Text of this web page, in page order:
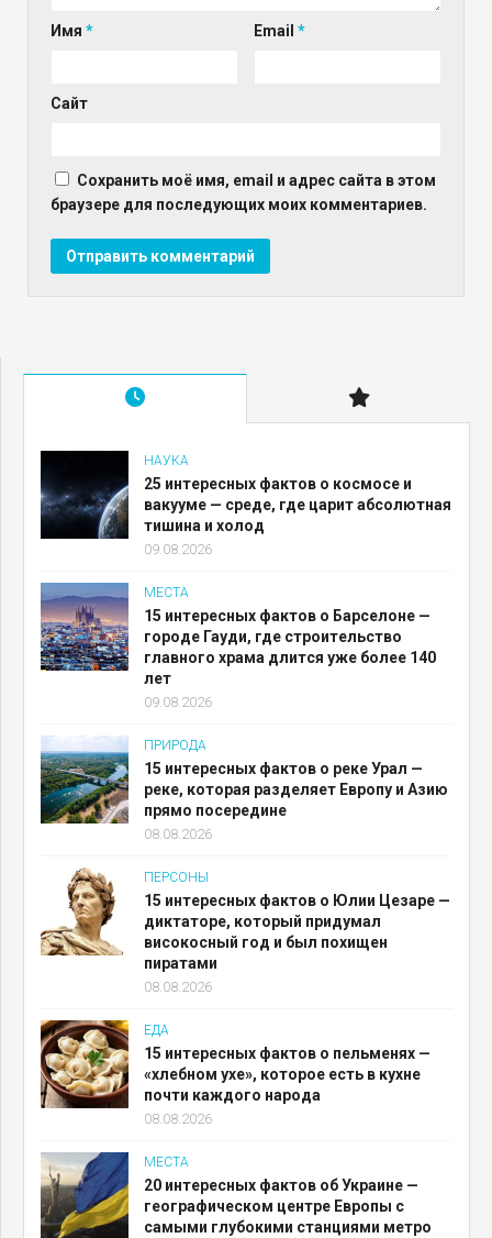
Имя * Email*
Сайт
Сохранить моё имя, email и адрес сайта в этом
браузере для последующих моих комментариев.
НАУКА
25 интересных фактов о космосе и
вакууме — среде, где царит абсолютная
тишина и холод
09.08.2026
МЕСТА
15 интересных фактов о Барселоне —
городе Гауди, где строительство
главного храма длится уже более 140
лет
09.08.2026
ПРИРОДА
15 интересных фактов о реке Урал —
реке, которая разделяет Европу и Азию
прямо посередине
08.08.2026
ПЕРСОНЫ
15 интересных фактов о Юлии Цезаре —
диктаторе, который придумал
високосный год и был похищен
пиратами
08.08.2026
ЕДА
15 интересных фактов о пельменях —
«хлебном ухе», которое есть в кухне
почти каждого народа
08.08.2026
МЕСТА
20 интересных фактов об Украине —
географическом центре Европы с
самыми глубокими станциями метро